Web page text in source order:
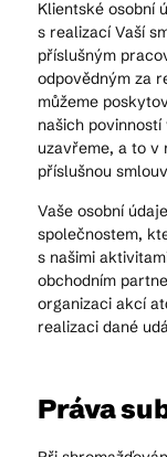
Klientské osobní
s realizací Vaší
příslušným
odpovědným za
můžeme
našich
uzavřeme, a to v
příslušnou
Vaše osobní
společnostem,
s našimi
obchodním
organizaci akcí
realizaci dané
Práva